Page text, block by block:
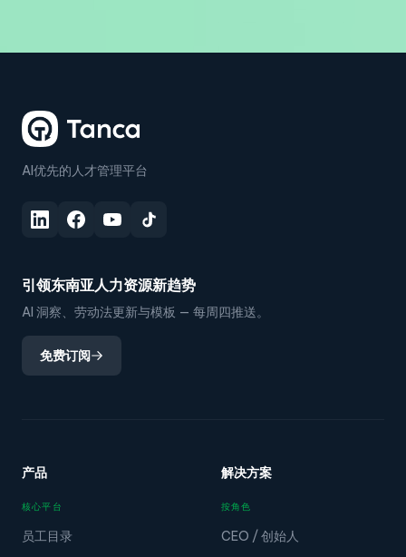
AI优先的人才管理平台
引领东南亚人力资源新趋势
AI 洞察、劳动法更新与模板 — 每周四推送。
免费订阅
产品
核心平台
员工目录
解决方案
按角色
CEO / 创始人